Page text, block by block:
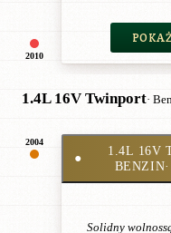
2010
1.4L 16V Twinport·
2004
●
1.4L 16V
BENZIN
Solidny